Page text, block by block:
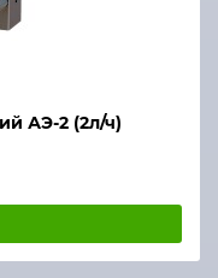
АЭ-2 (2л/ч)